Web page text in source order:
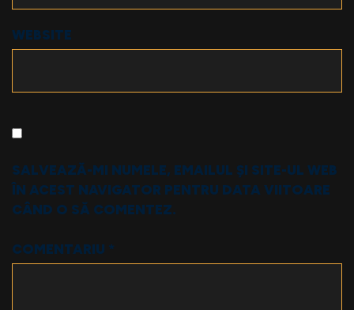
WEBSITE
SALVEAZĂ-MI NUMELE, EMAILUL ȘI SITE-UL WEB
ÎN ACEST NAVIGATOR PENTRU DATA VIITOARE
CÂND O SĂ COMENTEZ.
COMENTARIU *